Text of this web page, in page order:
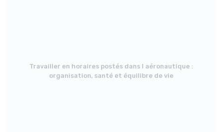
Travailler en horaires postés dans l aéronautique :
organisation, santé et équilibre de vie